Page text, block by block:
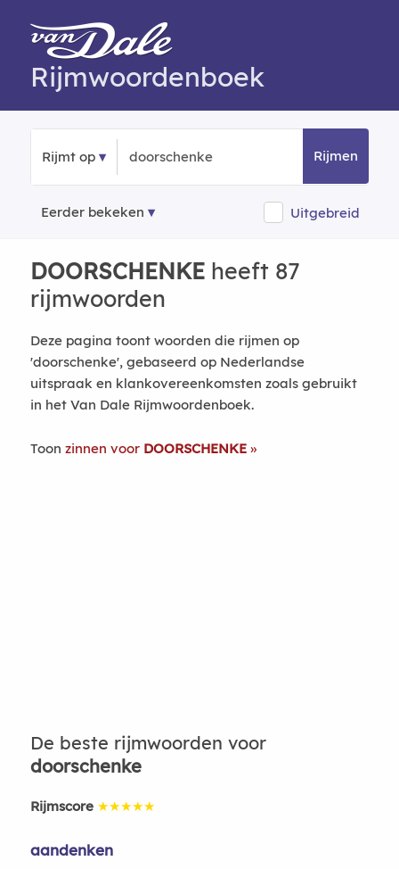
Rijmwoordenboek
Rijmt op Rijmen
Eerder bekeken Uitgebreid
DOORSCHENKEheeft 87
rijmwoorden
Deze pagina toont woorden die rijmen op
'doorschenke', gebaseerd op Nederlandse
uitspraak en klankovereenkomsten zoals gebruikt
in het Van Dale Rijmwoordenboek.
Toon zinnen voor DOORSCHENKE
De beste rijmwoorden voor
doorschenke
Rijmscore ★★★★★
aandenken